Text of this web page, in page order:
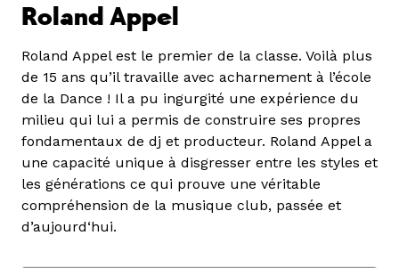
Roland Appel
Roland Appel est le premier de la classe. Voilà plus
de 15 ans qu’il travaille avec acharnement à l’école
de la Dance ! Il a pu ingurgité une expérience du
milieu qui lui a permis de construire ses propres
fondamentaux de dj et producteur. Roland Appel a
une capacité unique à disgresser entre les styles et
les générations ce qui prouve une véritable
compréhension de la musique club, passée et
d’aujourd‘hui.